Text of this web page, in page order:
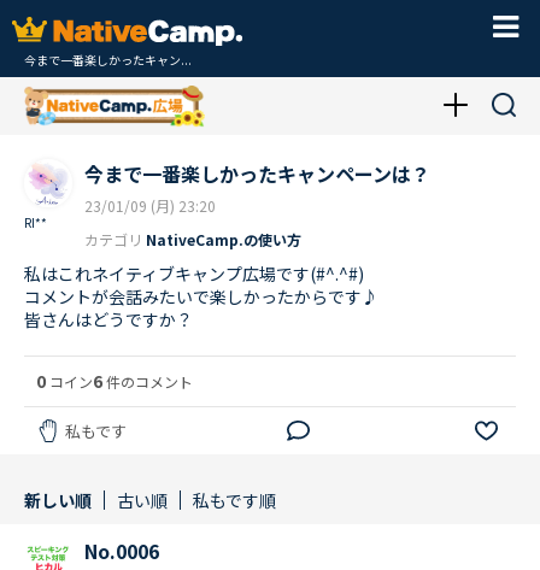
今まで一番楽しかったキャン...
RI**
今まで一番楽しかったキャンペーンは？
23/01/09 (月) 23:20
カテゴリ NativeCamp.の使い方
私はこれネイティブキャンプ広場です(#^.^#)
コメントが会話みたいで楽しかったからです♪
皆さんはどうですか？
0 コイン6件のコメント
私もです
新しい順 古い順 私もです順
No.0006